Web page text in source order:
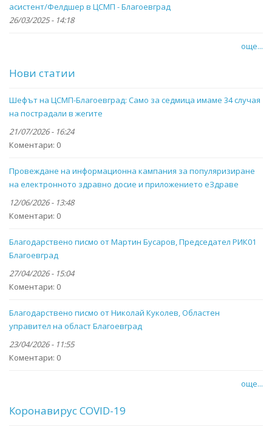
асистент/Фелдшер в ЦСМП - Благоевград
26/03/2025 - 14:18
още...
Нови статии
Шефът на ЦСМП-Благоевград: Само за седмица имаме 34 случая
на пострадали в жегите
21/07/2026 - 16:24
Коментари: 0
Провеждане на информационна кампания за популяризиране
на електронното здравно досие и приложението eЗдраве
12/06/2026 - 13:48
Коментари: 0
Благодарствено писмо от Мартин Бусаров, Председател РИК01
Благоевград
27/04/2026 - 15:04
Коментари: 0
Благодарствено писмо от Николай Куколев, Областен
управител на област Благоевград
23/04/2026 - 11:55
Коментари: 0
още...
Коронавирус COVID-19